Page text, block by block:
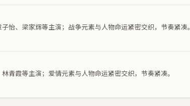
、梁家辉等主演；战争元素与人物命运紧密交织，节奏紧凑。
霞等主演；爱情元素与人物命运紧密交织，节奏紧凑。